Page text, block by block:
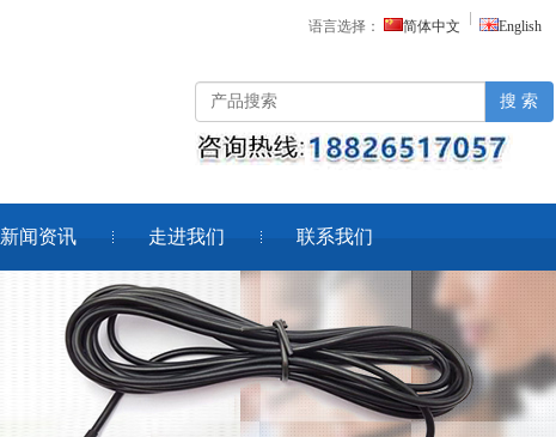
语言选择： 简体中文 English
搜 索
新闻资讯 走进我们 联系我们